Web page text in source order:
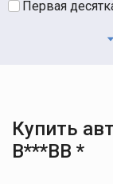
Первая
Купить
В***ВВ *